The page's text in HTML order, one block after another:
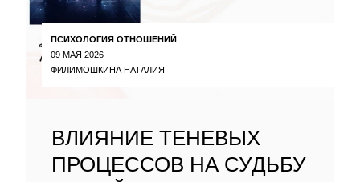
ПСИХОЛОГИЯ ОТНОШЕНИЙ
09 МАЯ 2026
ФИЛИМОШКИНА НАТАЛИЯ
ВЛИЯНИЕ ТЕНЕВЫХ
ПРОЦЕССОВ НА СУДЬБУ